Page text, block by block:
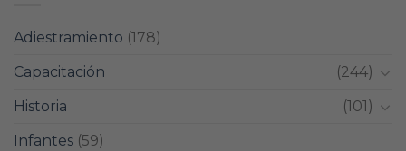
Adiestramiento (178)
Capacitación
(244)
Historia
(101)
Infantes (59)